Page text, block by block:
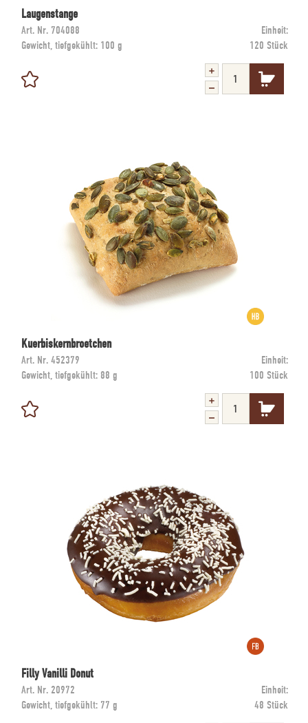
Laugenstange
Art. Nr. 704088
Einheit:
Gewicht, tiefgekühlt: 100 g 120 Stück
Kuerbiskernbroetchen
Art. Nr. 452379
Einheit:
Gewicht, tiefgekühlt: 88 g 100 Stück
Filly Vanilli Donut
Art. Nr. 20972
Einheit:
Gewicht, tiefgekühlt: 77 g 48 Stück